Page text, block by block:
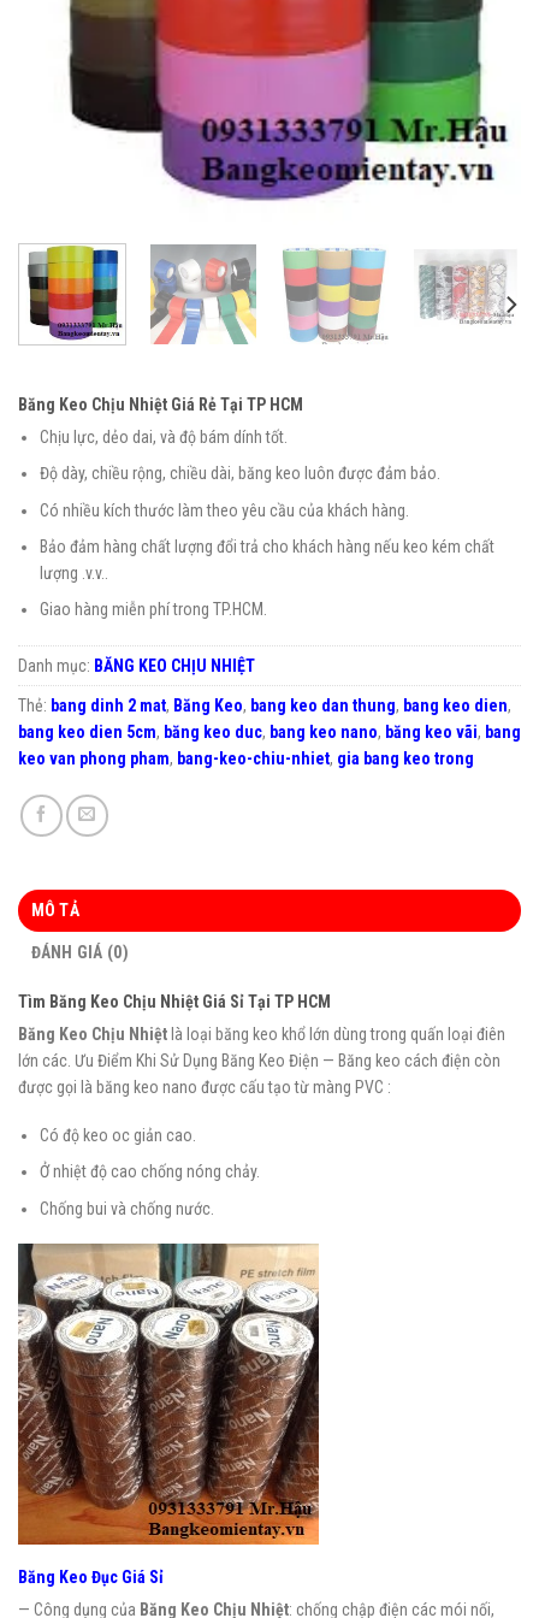
Băng Keo Chịu Nhiệt Giá Rẻ Tại TP HCM
Chịu lực, dẻo dai, và độ bám dính tốt.
Độ dày, chiều rộng, chiều dài, băng keo luôn được đảm bảo.
Có nhiều kích thước làm theo yêu cầu của khách hàng.
Bảo đảm hàng chất lượng đổi trả cho khách hàng nếu keo kém chất
lượng .v.v..
Giao hàng miễn phí trong TP.HCM.
Danh mục: BĂNG KEO CHỊU NHIỆT
Thẻ: bang dinh 2 mat, Băng Keo, bang keo dan thung, bang keo dien,
bang keo dien 5cm, băng keo duc, bang keo nano, băng keo vãi, bang
keo van phong pham, bang-keo-chiu-nhiet, gia bang keo trong
MÔ TẢ
ĐÁNH GIÁ (0)
Tìm Băng Keo Chịu Nhiệt Giá Sỉ Tại TP HCM
Băng Keo Chịu Nhiệt là loại băng keo khổ lớn dùng trong quấn loại điên
lớn các. Ưu Điểm Khi Sử Dụng Băng Keo Điện — Băng keo cách điện còn
được gọi là băng keo nano được cấu tạo từ màng PVC :
Có độ keo oc giản cao.
Ở nhiệt độ cao chống nóng chảy.
Chống bui và chống nước.
Băng Keo Đục Giá Sỉ
— Công dụng của Băng Keo Chịu Nhiệt: chống chập điện các mói nối,